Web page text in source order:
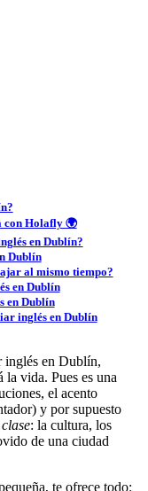
con Holafly 🌍
en Dublín?
Dublín
al mismo tiempo?
en Dublín
en Dublín
inglés en Dublín
inglés en Dublín,
la vida. Pues es una
el acento
y por supuesto
: la cultura, los
de una ciudad
te ofrece todo: